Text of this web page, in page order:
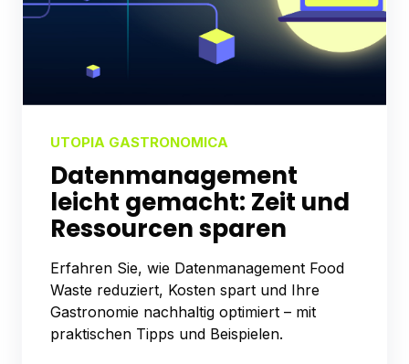
UTOPIA GASTRONOMICA
Datenmanagement
leicht gemacht: Zeit und
Ressourcen sparen
Erfahren Sie, wie Datenmanagement Food
Waste reduziert, Kosten spart und Ihre
Gastronomie nachhaltig optimiert – mit
praktischen Tipps und Beispielen.